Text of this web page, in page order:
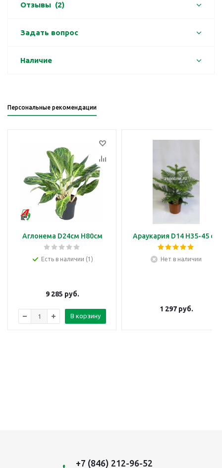
Отзывы (2)
Задать вопрос
Наличие
Персональные рекомендации
Аглонема D24см H80см
Есть в наличии (1)
9 285 руб.
В корзину
Араукария D14 H35-45 см
Нет в наличии
1 297руб.
+7 (846) 212-96-52